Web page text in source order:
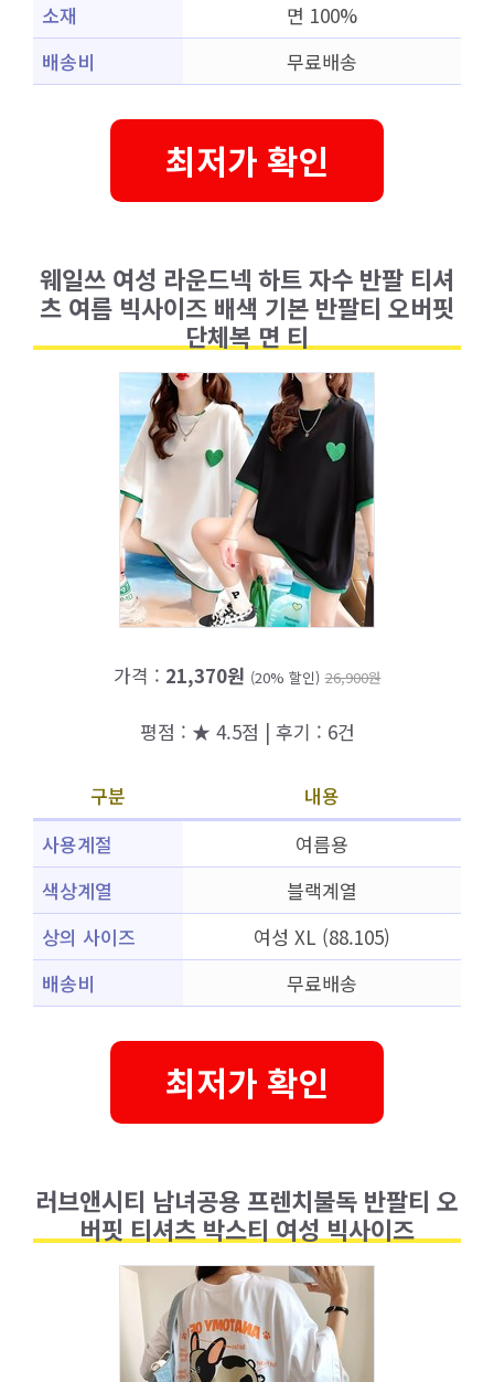
소재
면 100%
배송비
무료배송
최저가 확인
웨일쓰 여성 라운드넥 하트 자수 반팔 티셔
츠 여름 빅사이즈 배색 기본 반팔티 오버핏
단체복 면 티
가격 : 21,370원 (20% 할인) 26,900원
평점 : ★ 4.5점 | 후기 : 6건
구분
내용
사용계절
여름용
색상계열
블랙계열
상의 사이즈
여성 XL (88.105)
배송비
무료배송
최저가 확인
러브앤시티 남녀공용 프렌치불독 반팔티 오
버핏 티셔츠 박스티 여성 빅사이즈